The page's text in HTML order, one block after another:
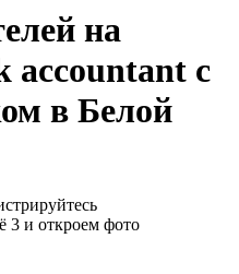
на
accountant с
в Белой
3 и откроем фото